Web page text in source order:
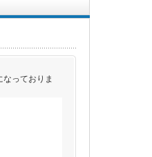
っておりま